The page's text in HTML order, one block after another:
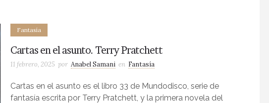
Fantasía
Cartas en el asunto. Terry Pratchett
11 febrero, 2025 por Anabel Samani en Fantasía
Cartas en el asunto es el libro 33 de Mundodisco, serie de
fantasía escrita por Terry Pratchett, y la primera novela del